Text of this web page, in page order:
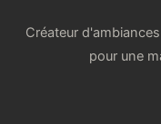
Créateur
pour une